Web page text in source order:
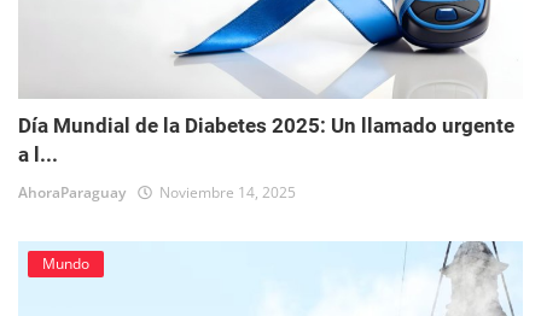
Día Mundial de la Diabetes 2025: Un llamado urgente
a l...
AhoraParaguay Noviembre 14, 2025
Mundo